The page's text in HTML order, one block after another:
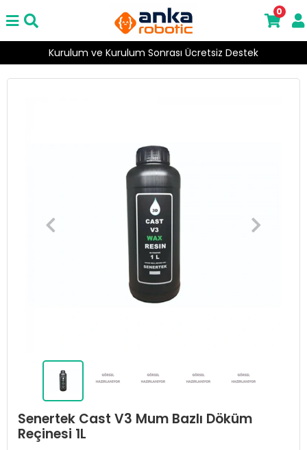
Kurulum ve Kurulum Sonrası Ücretsiz Destek
0
Senertek Cast V3 Mum Bazlı Döküm
Reçinesi 1L